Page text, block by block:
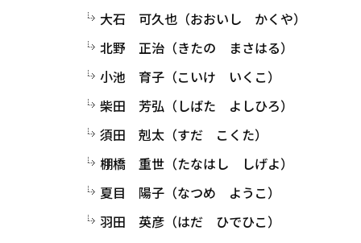
大石 可久也（おおいし かくや）
北野 正治（きたの まさはる）
小池 育子（こいけ いくこ）
柴田 芳弘（しばた よしひろ）
須田 剋太（すだ こくた）
棚橋 重世（たなはし しげよ）
夏目 陽子（なつめ ようこ）
羽田 英彦（はだ ひでひこ）